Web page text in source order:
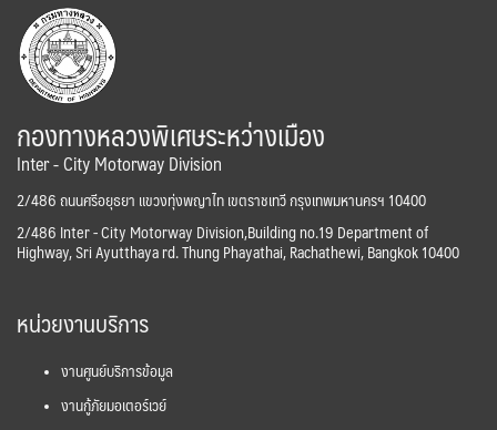
กองทางหลวงพิเศษระหว่างเมือง
Inter - City Motorway Division
2/486 ถนนศรีอยุธยา แขวงทุ่งพญาไท เขตราชเทวี กรุงเทพมหานครฯ 10400
2/486 Inter - City Motorway Division,Building no.19 Department of
Highway, Sri Ayutthaya rd. Thung Phayathai, Rachathewi, Bangkok 10400
หน่วยงานบริการ
งานศูนย์บริการข้อมูล
งานกู้ภัยมอเตอร์เวย์